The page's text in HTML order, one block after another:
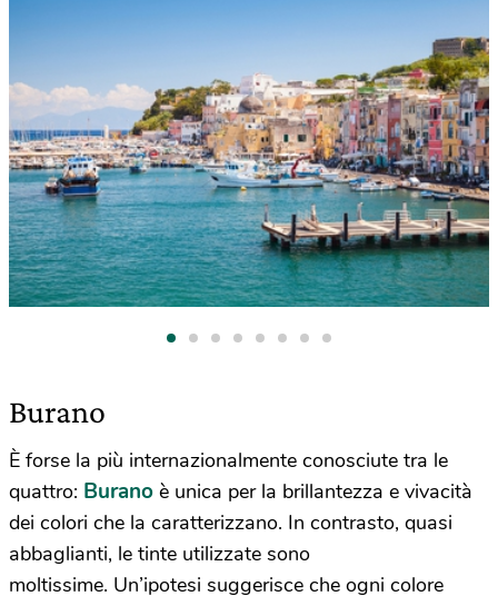
Burano
È forse la più internazionalmente conosciute tra le
quattro: Burano è unica per la brillantezza e vivacità
dei colori che la caratterizzano. In contrasto, quasi
abbaglianti, le tinte utilizzate sono
moltissime. Un’ipotesi suggerisce che ogni colore